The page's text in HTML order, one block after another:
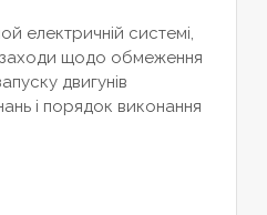
електричній системі,
заходи щодо обмеження
двигунів
і порядок виконання